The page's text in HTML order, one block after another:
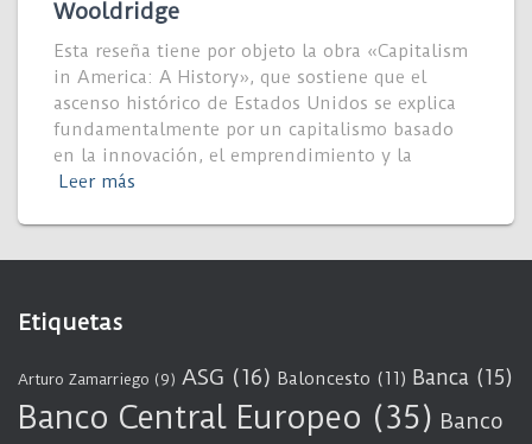
Wooldridge
Esta reseña tiene por objeto la obra «Capitalism
in America: A History», que sostiene que el
ascenso histórico de Estados Unidos se explica
fundamentalmente por un capitalismo basado
en la innovación, el emprendimiento y la
Leer más
Etiquetas
Arturo Zamarriego (9) ASG (16) Baloncesto (11) Banca (15)
Banco Central Europeo (35) Banco